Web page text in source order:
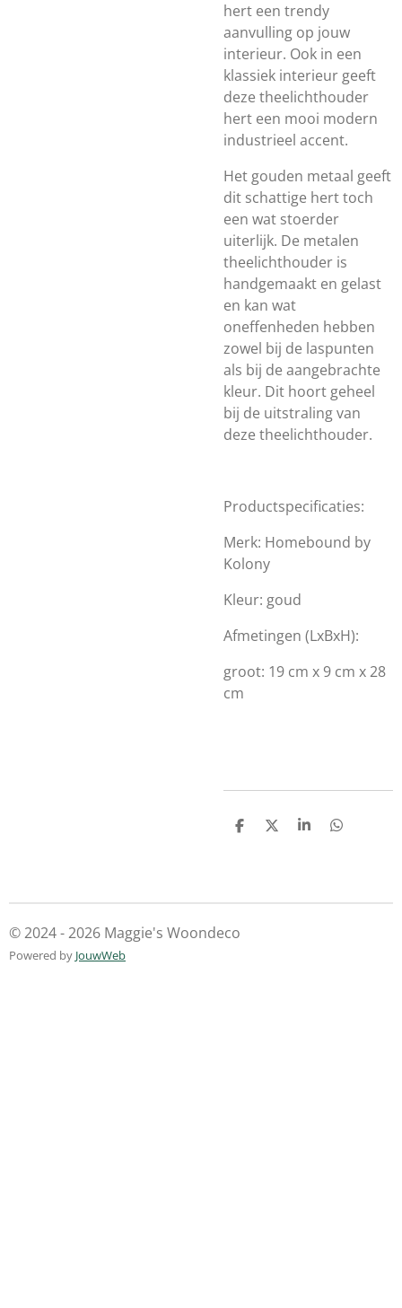
hert een trendy
aanvulling op jouw
interieur. Ook in een
klassiek interieur geeft
deze theelichthouder
hert een mooi modern
industrieel accent.
Het gouden metaal geeft
dit schattige hert toch
een wat stoerder
uiterlijk. De metalen
theelichthouder is
handgemaakt en gelast
en kan wat
oneffenheden hebben
zowel bij de laspunten
als bij de aangebrachte
kleur. Dit hoort geheel
bij de uitstraling van
deze theelichthouder.
Productspecificaties:
Merk: Homebound by
Kolony
Kleur: goud
Afmetingen (LxBxH):
groot: 19 cm x 9 cm x 28
cm
D
D
S
D
© 2024 - 2026 Maggie's Woondeco
Powered by JouwWeb